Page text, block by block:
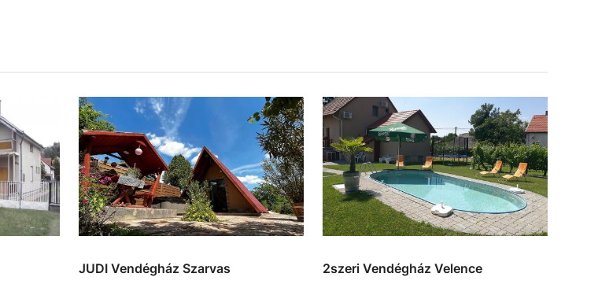
JUDI Vendégház Szarvas 2szeri Vendégház Velence